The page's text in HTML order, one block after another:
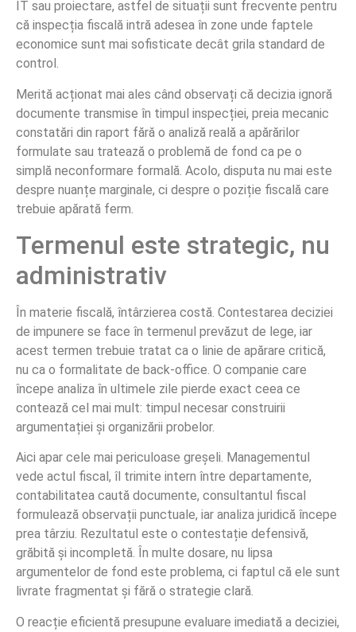
IT sau proiectare, astfel de situații sunt frecvente pentru
că inspecția fiscală intră adesea în zone unde faptele
economice sunt mai sofisticate decât grila standard de
control.
Merită acționat mai ales când observați că decizia ignoră
documente transmise în timpul inspecției, preia mecanic
constatări din raport fără o analiză reală a apărărilor
formulate sau tratează o problemă de fond ca pe o
simplă neconformare formală. Acolo, disputa nu mai este
despre nuanțe marginale, ci despre o poziție fiscală care
trebuie apărată ferm.
Termenul este strategic, nu
administrativ
În materie fiscală, întârzierea costă. Contestarea deciziei
de impunere se face în termenul prevăzut de lege, iar
acest termen trebuie tratat ca o linie de apărare critică,
nu ca o formalitate de back-office. O companie care
începe analiza în ultimele zile pierde exact ceea ce
contează cel mai mult: timpul necesar construirii
argumentației și organizării probelor.
Aici apar cele mai periculoase greșeli. Managementul
vede actul fiscal, îl trimite intern între departamente,
contabilitatea caută documente, consultantul fiscal
formulează observații punctuale, iar analiza juridică începe
prea târziu. Rezultatul este o contestație defensivă,
grăbită și incompletă. În multe dosare, nu lipsa
argumentelor de fond este problema, ci faptul că ele sunt
livrate fragmentat și fără o strategie clară.
O reacție eficientă presupune evaluare imediată a deciziei,